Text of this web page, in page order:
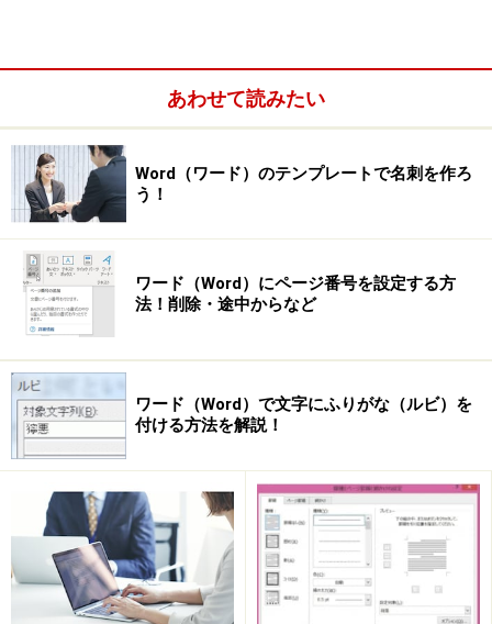
ドラッグ＆ドロップやctrlキーのショートカットで
も貼り付け可能
おすすめは右クリックでのコピー＆貼り付
け
では、WebページからWord文書に情報を貼り付ける手順
を紹介します。画面はWord 2003ですが、操作方法は
Word 2007でも共通です。また、ブラウザはInternet
Explorer7を例にしますが、他のブラウザでも同様に操作
できます。
あわせて読みたい
Word（ワード）のテンプレートで名刺を作ろ
う！
ワード（Word）にページ番号を設定する方
法！削除・途中からなど
ワード（Word）で文字にふりがな（ルビ）を
付ける方法を解説！